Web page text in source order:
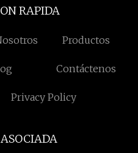
RAPIDA
Productos
Contáctenos
Privacy Policy